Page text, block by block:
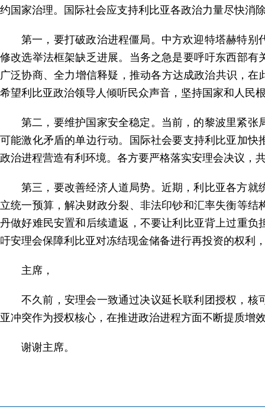
约国家治理。国际社会应支持利比亚各政治力量尽快消
第一，要打破政治进程僵局。中方欢迎特塔赫特
修改选举法框架缺乏进展。当务之急是要呼吁东西部
广泛协商、全力增信释疑，推动各方达成政治共识，
希望利比亚政治领导人倾听民众声音，坚持国家和人民
第二，要维护国家安全稳定。当前，的黎波里紧
可能激化矛盾的单边行动。国际社会要支持利比亚加
政治进程营造有利环境。各方要严格落实安理会决议，
第三，要改善经济人道局势。近期，利比亚各方
立统一预算，解决财政分裂、非法印钞和汇率失衡等
丹做好难民安置和后续遣返，不要让利比亚背上过重
吁安理会保障利比亚对冻结现金储备进行再投资的权利
主席，
不久前，安理会一致通过决议延长联利团授权，
亚冲突作为授权核心，在推进政治进程方面不断提质增
谢谢主席。